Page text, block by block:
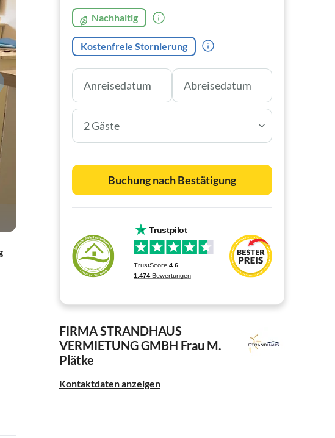
Nachhaltig
Kostenfreie Stornierung
2 Gäste
Buchung nach Bestätigung
FIRMA STRANDHAUS
VERMIETUNG GMBH Frau M.
Plätke
Kontaktdaten anzeigen